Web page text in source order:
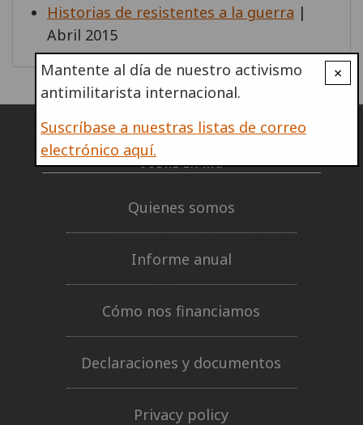
×
Mantente al día de nuestro activismo
antimilitarista internacional.
Suscríbase a nuestras listas de correo
electrónico aquí.
Historias de resistentes a la guerra |
Abril 2015
SOBRE LA IRG
Quienes somos
Informe anual
Cómo nos financiamos
Declaraciones y documentos
Privacy policy